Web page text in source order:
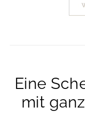
Eine
mit